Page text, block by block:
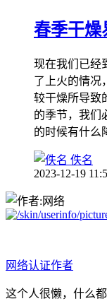
春季干燥
现在我们已经
了上火的情况
较干燥所导致
的季节，我们
的时候有什么
佚名
2023-12-19
网络认证作者
这个人很懒，什么